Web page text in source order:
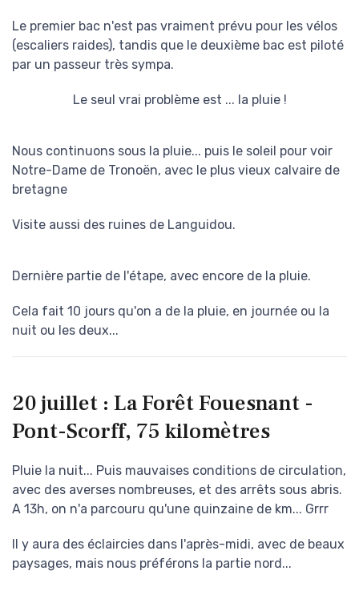
Le premier bac n'est pas vraiment prévu pour les vélos
(escaliers raides), tandis que le deuxième bac est piloté
par un passeur très sympa.
Le seul vrai problème est ... la pluie !
Nous continuons sous la pluie... puis le soleil pour voir
Notre-Dame de Tronoën, avec le plus vieux calvaire de
bretagne
Visite aussi des ruines de Languidou.
Dernière partie de l'étape, avec encore de la pluie.
Cela fait 10 jours qu'on a de la pluie, en journée ou la
nuit ou les deux...
20 juillet : La Forêt Fouesnant -
Pont-Scorff, 75 kilomètres
Pluie la nuit... Puis mauvaises conditions de circulation,
avec des averses nombreuses, et des arrêts sous abris.
A 13h, on n'a parcouru qu'une quinzaine de km... Grrr
Il y aura des éclaircies dans l'après-midi, avec de beaux
paysages, mais nous préférons la partie nord...